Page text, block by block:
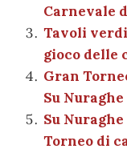
k
Carnevale
Tavoli verdi
gioco delle
Gran
Su Nuraghe
Su
Torneo di